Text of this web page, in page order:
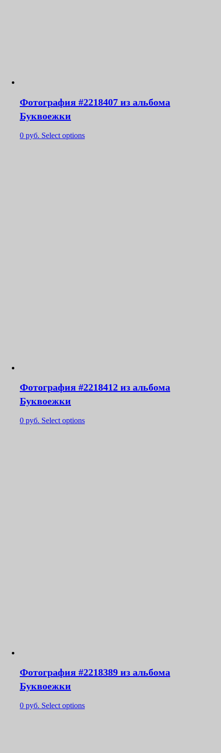
Фотография #2218407 из альбома
Буквоежки
0 руб. Select options
Фотография #2218412 из альбома
Буквоежки
0 руб. Select options
Фотография #2218389 из альбома
Буквоежки
0 руб. Select options